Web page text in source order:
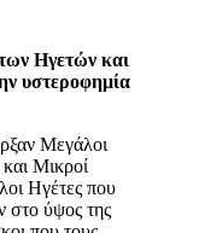
Ηγετών και
υστεροφημία
Μεγάλοι
Μικροί
Ηγέτες που
στο ύψος της